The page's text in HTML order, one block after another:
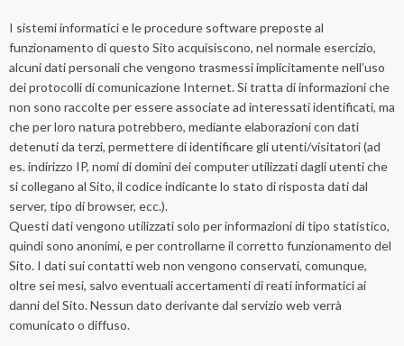
I sistemi informatici e le procedure software preposte al
funzionamento di questo Sito acquisiscono, nel normale esercizio,
alcuni dati personali che vengono trasmessi implicitamente nell’uso
dei protocolli di comunicazione Internet. Si tratta di informazioni che
non sono raccolte per essere associate ad interessati identificati, ma
che per loro natura potrebbero, mediante elaborazioni con dati
detenuti da terzi, permettere di identificare gli utenti/visitatori (ad
es. indirizzo IP, nomi di domini dei computer utilizzati dagli utenti che
si collegano al Sito, il codice indicante lo stato di risposta dati dal
server, tipo di browser, ecc.).
Questi dati vengono utilizzati solo per informazioni di tipo statistico,
quindi sono anonimi, e per controllarne il corretto funzionamento del
Sito. I dati sui contatti web non vengono conservati, comunque,
oltre sei mesi, salvo eventuali accertamenti di reati informatici ai
danni del Sito. Nessun dato derivante dal servizio web verrà
comunicato o diffuso.